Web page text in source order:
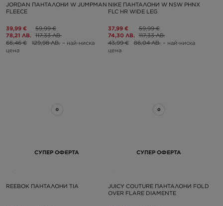
JORDAN ПАНТАЛОНИ W JUMPMAN
FLEECE
39,99 €
78,21 ЛВ.
59,99 €
117,33 ЛВ.
66,46 €
129,98 ЛВ. – най-ниска
цена
NIKE ПАНТАЛОНИ W NSW PHNX
FLC HR WIDE LEG
37,99 €
74,30 ЛВ.
59,99 €
117,33 ЛВ.
43,99 €
86,04 ЛВ. – най-ниска
цена
СУПЕР ОФЕРТА
REEBOK ПАНТАЛОНИ TIA
СУПЕР ОФЕРТА
JUICY COUTURE ПАНТАЛОНИ FOLD
OVER FLARE DIAMENTE